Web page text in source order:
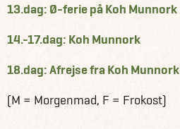
13.dag: Ø-ferie på Koh Munnork
14.-17.dag: Koh Munnork
18.dag: Afrejse fra Koh Munnork
(M = Morgenmad, F = Frokost)